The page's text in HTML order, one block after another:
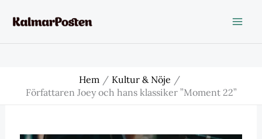
Hem
Kultur & Nöje
Författaren Joey och hans klassiker ”Moment 22”